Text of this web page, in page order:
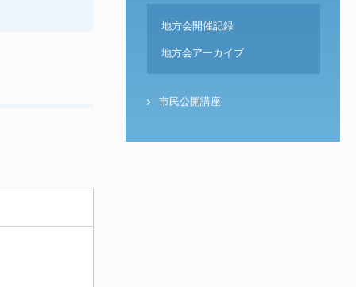
地方会開催記録
地方会アーカイブ
市民公開講座